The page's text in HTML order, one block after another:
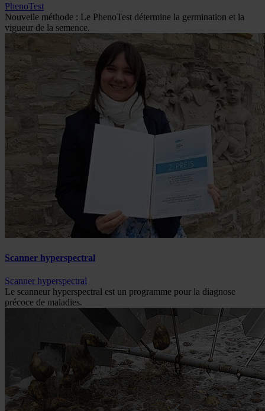
PhenoTest
Nouvelle méthode : Le PhenoTest détermine la germination et la
vigueur de la semence.
Scanner hyperspectral
Scanner hyperspectral
Le scanneur hyperspectral est un programme pour la diagnose
précoce de maladies.